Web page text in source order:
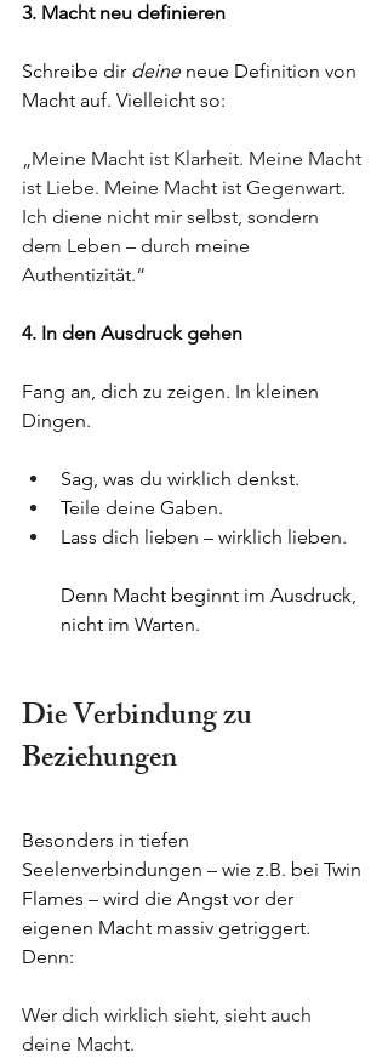
3. Macht neu definieren
Schreibe dir deine neue Definition von
Macht auf. Vielleicht so:
„Meine Macht ist Klarheit. Meine Macht
ist Liebe. Meine Macht ist Gegenwart.
Ich diene nicht mir selbst, sondern
dem Leben – durch meine
Authentizität.“
4. In den Ausdruck gehen
Fang an, dich zu zeigen. In kleinen
Dingen.
Sag, was du wirklich denkst.
Teile deine Gaben.
Lass dich lieben – wirklich lieben.
Denn Macht beginnt im Ausdruck,
nicht im Warten.
Die Verbindung zu
Beziehungen
Besonders in tiefen
Seelenverbindungen – wie z.B. bei Twin
Flames – wird die Angst vor der
eigenen Macht massiv getriggert.
Denn:
Wer dich wirklich sieht, sieht auch
deine Macht.